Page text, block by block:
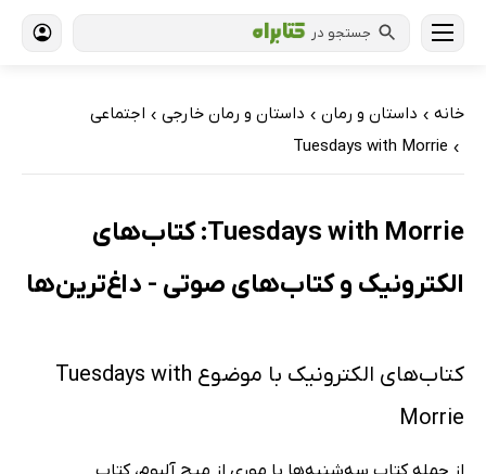
جستجو در
خانه › داستان و رمان › داستان و رمان خارجی › اجتماعی
›
Tuesdays with Morrie
Tuesdays with Morrie: کتاب‌های
الکترونیک و کتاب‌های صوتی - داغ‌ترین‌ها
کتاب‌های الکترونیک با موضوع Tuesdays with
Morrie